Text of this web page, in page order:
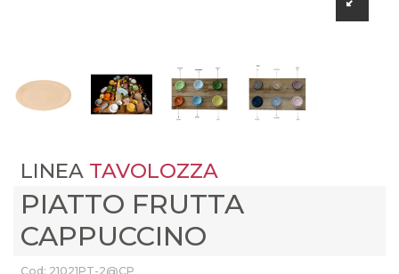
LINEA TAVOLOZZA
PIATTO FRUTTA
CAPPUCCINO
Cod: 21021PT-2@CP___